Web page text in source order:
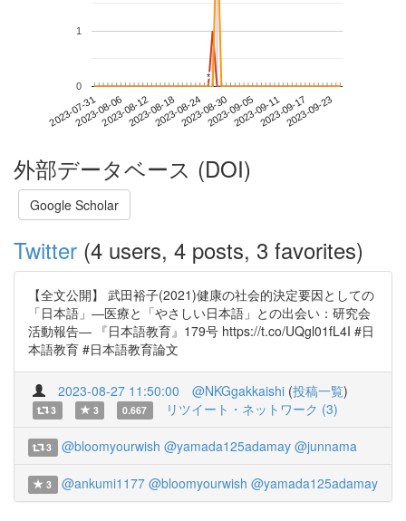
2023-07-312023-08-062023-08-122023-08-182023-08-242023-08-302023-09-052023-09-112023-09-172023-09-23
0
1
**
外部データベース (DOI)
Google Scholar
Twitter (4 users, 4 posts, 3 favorites)
【全文公開】 武田裕子(2021)健康の社会的決定要因としての
「日本語」―医療と「やさしい日本語」との出会い：研究会
活動報告― 『日本語教育』179号 https://t.co/UQgl01fL4I #日
本語教育 #日本語教育論文
2023-08-27 11:50:00 @NKGgakkaishi (投稿一覧)
3 3 0.667 リツイート・ネットワーク (3)
3 @bloomyourwish @yamada125adamay @junnama
3 @ankumi1177 @bloomyourwish @yamada125adamay